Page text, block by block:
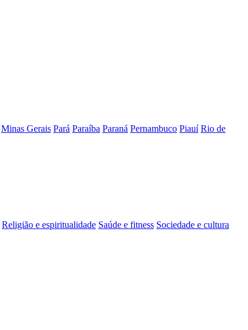
Minas Gerais Pará Paraíba Paraná Pernambuco Piauí Rio de
Religião e espiritualidade Saúde e fitness Sociedade e cultura